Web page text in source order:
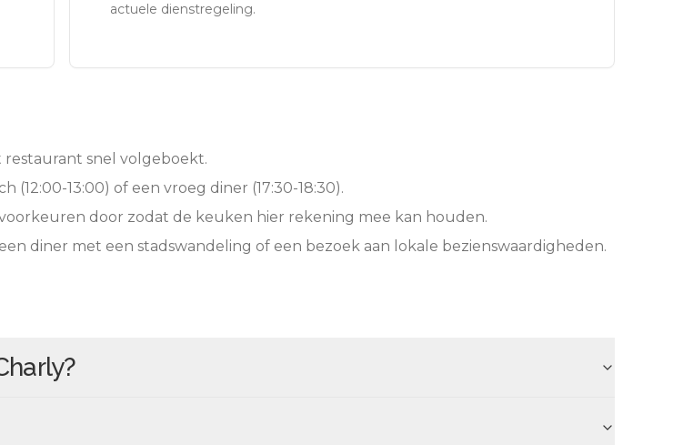
actuele dienstregeling.
restaurant snel volgeboekt.
13:00) of een vroeg diner (17:30-18:30).
door zodat de keuken hier rekening mee kan houden.
diner met een stadswandeling of een bezoek aan lokale bezienswaardigheden.
?